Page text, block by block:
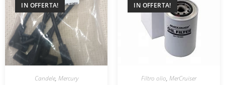
IN OFFERTA!
Candele, Mercury
IN OFFERTA!
Filtro olio, MerCruiser